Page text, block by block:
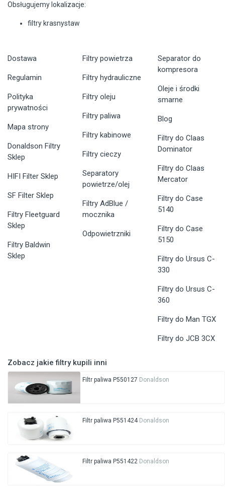
Obsługujemy lokalizacje:
filtry krasnystaw
Dostawa
Regulamin
Polityka
prywatności
Mapa strony
Donaldson Filtry
Sklep
HIFI Filter Sklep
SF Filter Sklep
Filtry Fleetguard
Sklep
Filtry Baldwin
Sklep
Filtry powietrza
Filtry hydrauliczne
Filtry oleju
Filtry paliwa
Filtry kabinowe
Filtry cieczy
Separatory
powietrze/olej
Filtry AdBlue /
mocznika
Odpowietrzniki
Separator do
kompresora
Oleje i środki
smarne
Blog
Filtry do Claas
Dominator
Filtry do Claas
Mercator
Filtry do Case
5140
Filtry do Case
5150
Filtry do Ursus C-
330
Filtry do Ursus C-
360
Filtry do Man TGX
Filtry do JCB 3CX
Zobacz jakie filtry kupili inni
Filtr paliwa P550127 Donaldson
Filtr paliwa P551424 Donaldson
Filtr paliwa P551422 Donaldson